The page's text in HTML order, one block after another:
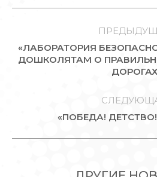
ЗАПИСЯМ
«ЛАБОРАТОРИЯ
ДОШКОЛЯТАМ О
ДОРОГАХ
«ПОБЕДА!